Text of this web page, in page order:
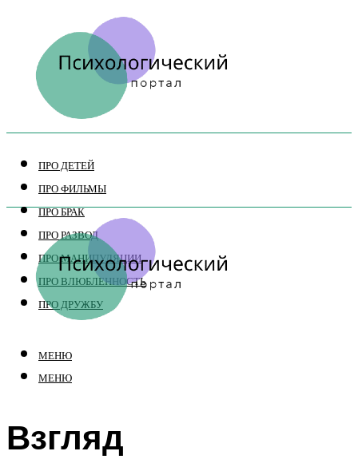
ПРО ДЕТЕЙ
ПРО ФИЛЬМЫ
ПРО БРАК
ПРО РАЗВОД
ПРО МАНИПУЛЯЦИИ
ПРО ВЛЮБЛЕННОСТЬ
ПРО ДРУЖБУ
МЕНЮ
МЕНЮ
Взгляд